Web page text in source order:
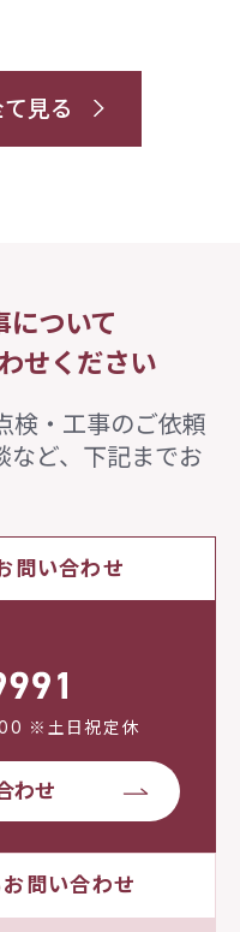
見る
について
せください
検・工事のご依頼
など、下記までお
問い合わせ
※土日祝定休
わせ
問い合わせ